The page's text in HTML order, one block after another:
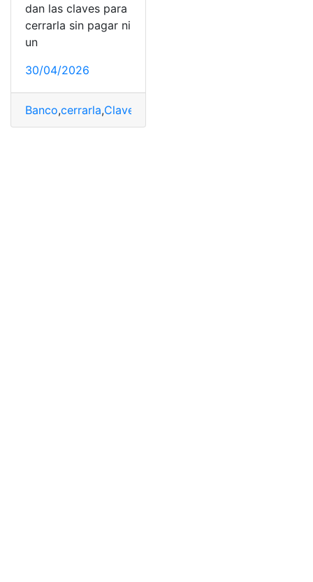
dan las claves para
cerrarla sin pagar ni
un
30/04/2026
Banco,cerrarla,Claves